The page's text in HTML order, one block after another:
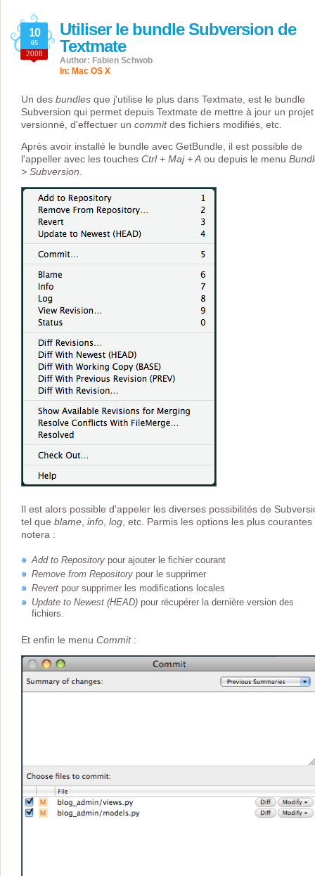
Utiliser le bundle Subversion de
Textmate
10
05
2008
Author: Fabien Schwob
In: Mac OS X
Un des bundles que j'utilise le plus dans Textmate, est le bundle
Subversion qui permet depuis Textmate de mettre à jour un projet
versionné, d'effectuer un commitdes fichiers modifiés, etc.
Après avoir installé le bundle avec GetBundle, il est possible de
l'appeller avec les touches Ctrl + Maj + A ou depuis le menu
> Subversion
Il est alors possible d'appeler les diverses possibilités de
tel que blame info log , etc. Parmis les options les plus courantes
notera :
Add to Repository pour ajouter le fichier courant
Remove from Repository pour le supprimer
Revert pour supprimer les modifications locales
Update to Newest (HEAD) pour récupérer la dernière version des
fichiers.
Et enfin le menu Commit: